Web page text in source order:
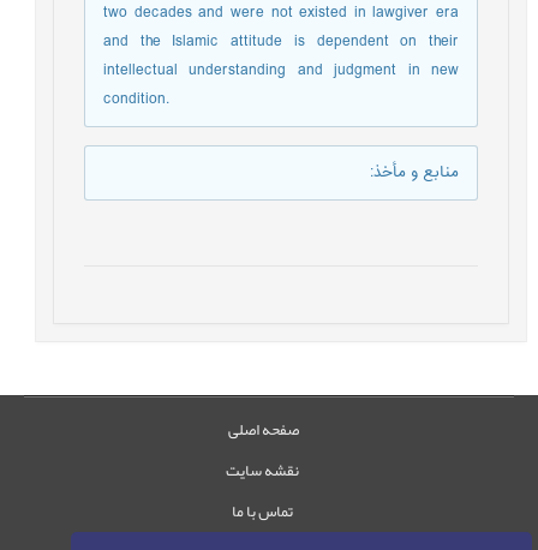
two decades and were not existed in lawgiver era
and the Islamic attitude is dependent on their
intellectual understanding and judgment in new
condition.
منابع و مأخذ:
صفحه اصلی
نقشه سایت
تماس با ما